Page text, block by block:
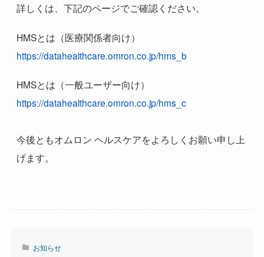
詳しくは、下記のページでご確認ください。
HMSとは（医療関係者向け）
https://datahealthcare.omron.co.jp/hms_b
HMSとは（一般ユーザー向け）
https://datahealthcare.omron.co.jp/hms_c
今後ともオムロン ヘルスケアをよろしくお願い申し上
げます。
お知らせ